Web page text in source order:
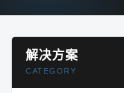
解决方案
CATEGORY